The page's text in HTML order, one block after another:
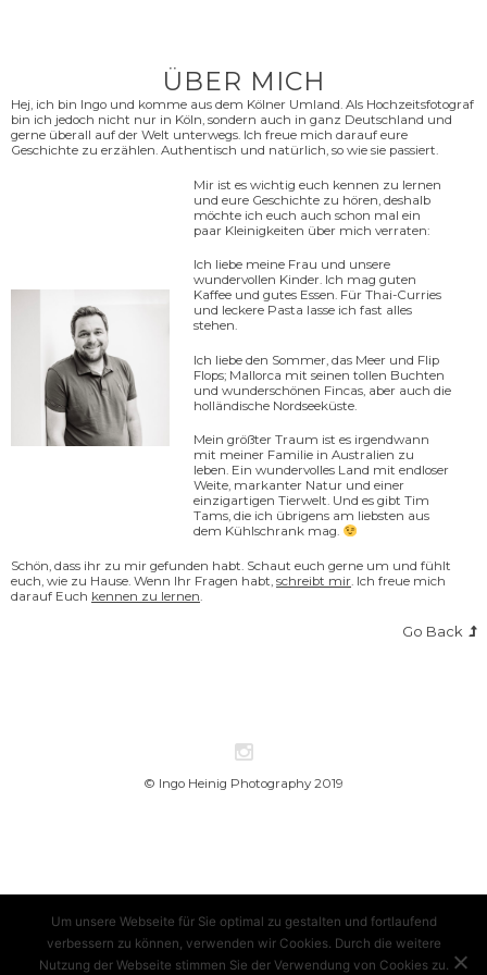
ÜBER MICH
Hej, ich bin Ingo und komme aus dem Kölner Umland. Als Hochzeitsfotograf
bin ich jedoch nicht nur in Köln, sondern auch in ganz Deutschland und
gerne überall auf der Welt unterwegs. Ich freue mich darauf eure
Geschichte zu erzählen. Authentisch und natürlich, so wie sie passiert.
Mir ist es wichtig euch kennen zu lernen
und eure Geschichte zu hören, deshalb
möchte ich euch auch schon mal ein
paar Kleinigkeiten über mich verraten:
Ich liebe meine Frau und unsere
wundervollen Kinder. Ich mag guten
Kaffee und gutes Essen. Für Thai-Curries
und leckere Pasta lasse ich fast alles
stehen.
Ich liebe den Sommer, das Meer und Flip
Flops; Mallorca mit seinen tollen Buchten
und wunderschönen Fincas, aber auch die
holländische Nordseeküste.
Mein größter Traum ist es irgendwann
mit meiner Familie in Australien zu
leben. Ein wundervolles Land mit endloser
Weite, markanter Natur und einer
einzigartigen Tierwelt. Und es gibt Tim
Tams, die ich übrigens am liebsten aus
dem Kühlschrank mag.
Schön, dass ihr zu mir gefunden habt. Schaut euch gerne um und fühlt
euch, wie zu Hause. Wenn Ihr Fragen habt, schreibt mir . Ich freue mich
darauf Euch kennen zu lernen
Go Back
© Ingo Heinig Photography 2019
Um unsere Webseite für Sie optimal zu gestalten und fortlaufend
verbessern zu können, verwenden wir Cookies. Durch die weitere
Nutzung der Webseite stimmen Sie der Verwendung von Cookies zu.